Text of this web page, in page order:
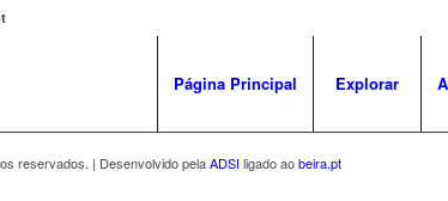
Página Principal Explorar
reservados. | Desenvolvido pelaADSIligado aobeira.pt